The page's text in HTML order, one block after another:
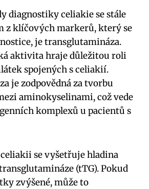
diagnostiky celiakie se stále
z klíčových markerů, který se
je transglutamináza.
aktivita hraje důležitou roli
spojených s celiakií.
je zodpovědná za tvorbu
aminokyselinami, což vede
komplexů u pacientů s
se vyšetřuje hladina
(tTG). Pokud
zvýšené, může to